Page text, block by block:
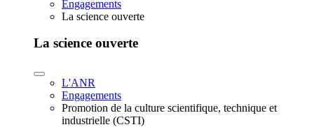
Engagements
La science ouverte
La science ouverte
L'ANR
Engagements
Promotion de la culture scientifique, technique et
industrielle (CSTI)